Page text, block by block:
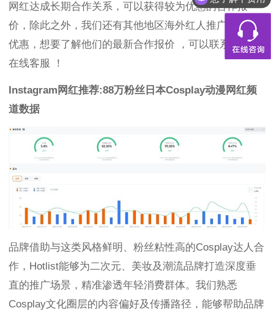
网红达成长期合作关系，可以获得较为优惠的合作报
价，除此之外，我们还有其他地区海外红人推广的合作
优惠，想要了解他们的最新合作报价 ，可以联系Hotlist
在线客服 ！
Instagram网红推荐:88万粉丝日本Cosplay动漫网红频
道数据
品牌借助与这类风格鲜明、粉丝粘性高的Cosplay达人合
作，Hotlist能够为二次元、美妆及潮流品牌打造深度垂
直的推广场景，精准渗透年轻消费群体。我们熟悉
Cosplay文化圈层的内容偏好及传播路径，能够帮助品牌